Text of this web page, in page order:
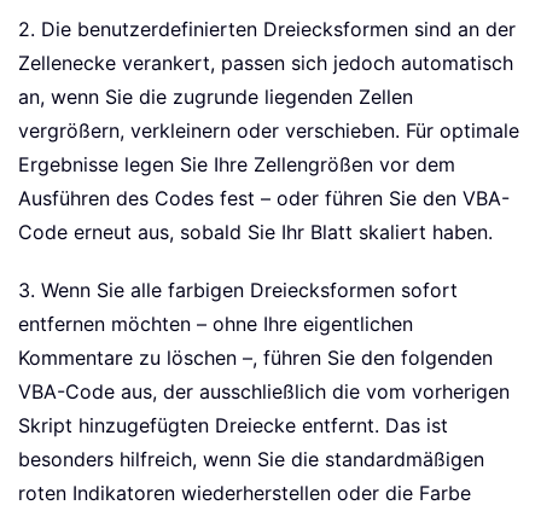
2. Die benutzerdefinierten Dreiecksformen sind an der
Zellenecke verankert, passen sich jedoch automatisch
an, wenn Sie die zugrunde liegenden Zellen
vergrößern, verkleinern oder verschieben. Für optimale
Ergebnisse legen Sie Ihre Zellengrößen vor dem
Ausführen des Codes fest – oder führen Sie den VBA-
Code erneut aus, sobald Sie Ihr Blatt skaliert haben.
3. Wenn Sie alle farbigen Dreiecksformen sofort
entfernen möchten – ohne Ihre eigentlichen
Kommentare zu löschen –, führen Sie den folgenden
VBA-Code aus, der ausschließlich die vom vorherigen
Skript hinzugefügten Dreiecke entfernt. Das ist
besonders hilfreich, wenn Sie die standardmäßigen
roten Indikatoren wiederherstellen oder die Farbe